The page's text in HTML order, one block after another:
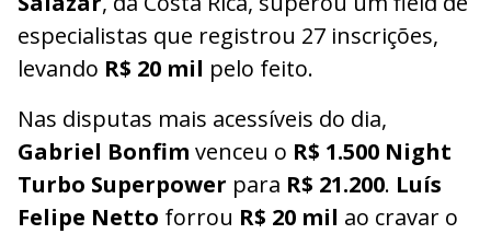
especialistas que registrou 27 inscrições,
levando R$ 20 mil pelo feito.
Nas disputas mais acessíveis do dia,
Gabriel Bonfim venceu o R$ 1.500 Night
Turbo Superpower para R$ 21.200. Luís
Felipe Netto forrou R$ 20 mil ao cravar o